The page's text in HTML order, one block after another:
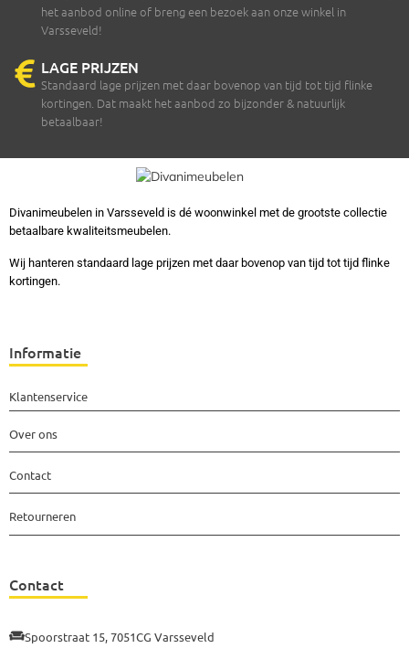
het aanbod online of breng een bezoek aan onze winkel in
Varsseveld!
LAGE PRIJZEN
Standaard lage prijzen met daar bovenop van tijd tot tijd flinke
kortingen. Dat maakt het aanbod zo bijzonder & natuurlijk
betaalbaar!
Divanimeubelen in Varsseveld is dé woonwinkel met de grootste collectie
betaalbare kwaliteitsmeubelen.
Wij hanteren standaard lage prijzen met daar bovenop van tijd tot tijd flinke
kortingen.
Informatie
Klantenservice
Over ons
Contact
Retourneren
Contact
Spoorstraat 15, 7051CG Varsseveld